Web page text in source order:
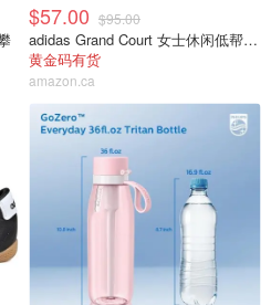
$57.00 $95.00
adidas Grand Court 女士休闲低帮运动鞋
黄金码有货
amazon.ca